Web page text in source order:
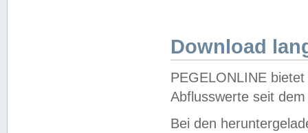
Download
PEGELONLINE
Abflusswerte seit
Bei den